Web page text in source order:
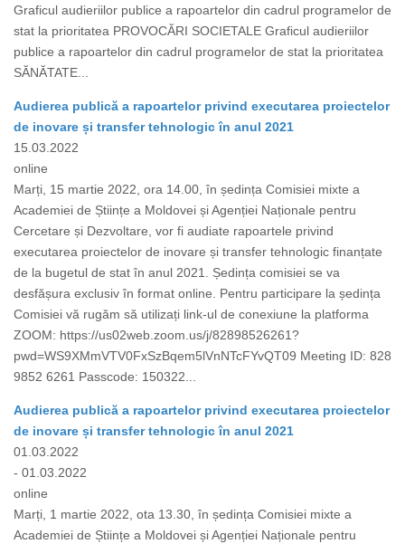
Graficul audieriilor publice a rapoartelor din cadrul programelor de
stat la prioritatea PROVOCĂRI SOCIETALE Graficul audieriilor
publice a rapoartelor din cadrul programelor de stat la prioritatea
SĂNĂTATE...
Audierea publică a rapoartelor privind executarea proiectelor
de inovare și transfer tehnologic în anul 2021
15.03.2022
online
Marți, 15 martie 2022, ora 14.00, în ședința Comisiei mixte a
Academiei de Științe a Moldovei și Agenției Naționale pentru
Cercetare și Dezvoltare, vor fi audiate rapoartele privind
executarea proiectelor de inovare și transfer tehnologic finanțate
de la bugetul de stat în anul 2021. Ședința comisiei se va
desfășura exclusiv în format online. Pentru participare la ședința
Comisiei vă rugăm să utilizați link-ul de conexiune la platforma
ZOOM: https://us02web.zoom.us/j/82898526261?
pwd=WS9XMmVTV0FxSzBqem5lVnNTcFYvQT09 Meeting ID: 828
9852 6261 Passcode: 150322...
Audierea publică a rapoartelor privind executarea proiectelor
de inovare și transfer tehnologic în anul 2021
01.03.2022
- 01.03.2022
online
Marți, 1 martie 2022, ota 13.30, în ședința Comisiei mixte a
Academiei de Științe a Moldovei și Agenției Naționale pentru